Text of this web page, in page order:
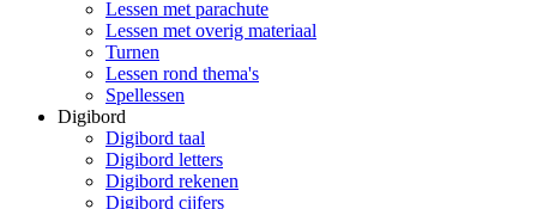
Lessen met parachute
Lessen met overig materiaal
Turnen
Lessen rond thema's
Spellessen
Digibord
Digibord taal
Digibord letters
Digibord rekenen
Digibord cijfers